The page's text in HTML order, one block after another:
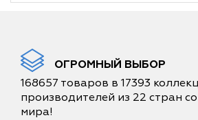
ОГРОМНЫЙ ВЫБОР
168657 товаров в 17393
производителей из 22 стран со
мира!